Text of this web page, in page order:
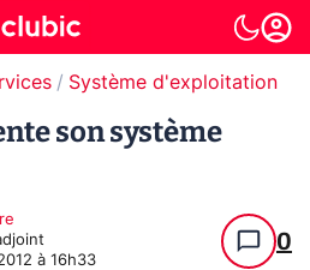
Système d'exploitation
son système
à 16h33
0